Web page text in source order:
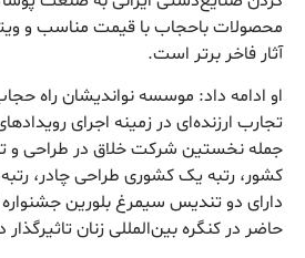
محصولات باحجاب با قیمت مناسب و
آثار فاخر برتر است.
او ادامه داد: موسسه نواندیشان راه
تجارب ارزنده‌ای در زمینه اجرای
جمله نخستین شرکت خلاق در طراحی و
کشور، رتبه یک کشوری طراحی چادر،
دارای دو تندیس سیمرغ بلورین
حاضر در کنگره بین‌المللی زنان تاثیرگذار